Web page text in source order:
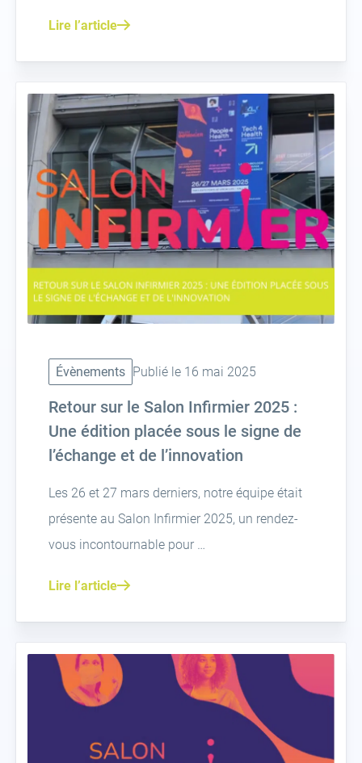
Lire l’article
Évènements Publié le 16 mai 2025
Retour sur le Salon Infirmier 2025 :
Une édition placée sous le signe de
l’échange et de l’innovation
Les 26 et 27 mars derniers, notre équipe était
présente au Salon Infirmier 2025, un rendez-
vous incontournable pour …
Lire l’article